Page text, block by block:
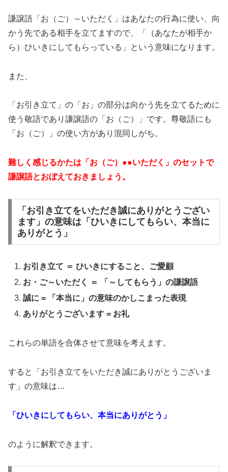
謙譲語「お（ご）～いただく」はあなたの行為に使い、向
かう先である相手を立てますので、「（あなたが相手か
ら）ひいきにしてもらっている」という意味になります。
また、
「お引き立て」の「お」の部分は向かう先を立てるために
使う敬語であり謙譲語の「お（ご）」です。尊敬語にも
「お（ご）」の使い方があり混同しがち。
難しく感じるかたは「お（ご）●●いただく」のセットで
謙譲語とおぼえておきましょう。
「お引き立てをいただき誠にありがとうござい
ます」の意味は「ひいきにしてもらい、本当に
ありがとう」
お引き立て ＝ ひいきにすること、ご愛顧
お・ご～いただく ＝ 「～してもらう」の謙譲語
誠に = 「本当に」の意味のかしこまった表現
ありがとうございます = お礼
これらの単語を合体させて意味を考えます。
すると「お引き立てをいただき誠にありがとうございま
す」の意味は…
「ひいきにしてもらい、本当にありがとう」
のように解釈できます。